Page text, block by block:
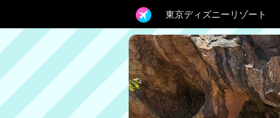
東京ディズニーリゾート